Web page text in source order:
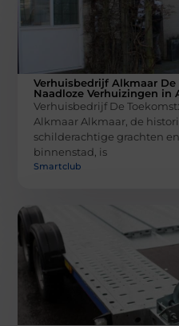
Verhuisbedrijf Alkmaar De
Naadloze Verhuizingen in
Verhuisbedrijf De
Alkmaar Alkmaar, de
schilderachtige grachten
binnenstad, is
Smartclub